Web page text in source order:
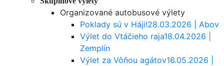
Organizované autobusové výlety
Poklady sú v Háji!28.03.2026 | Abov
Výlet do Vtáčieho raja18.04.2026 |
Zemplín
Výlet za Vôňou agátov16.05.2026 |